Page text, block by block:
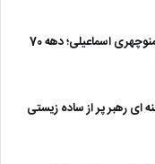
اسماعیلی؛ دهه 70
رهبر پر از ساده زیستی